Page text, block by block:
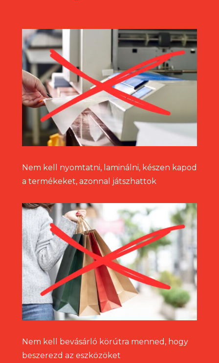
Nem kell nyomtatni, laminálni, készen kapod
a termékeket, azonnal játszhattok
Nem kell bevásárló körútra menned, hogy
beszerezd az eszközöket